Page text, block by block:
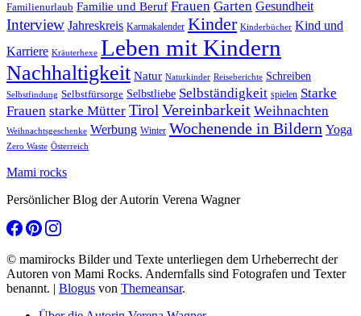
Familienurlaub Familie und Beruf Frauen Garten Gesundheit
Interview Jahreskreis Karmakalender Kinder Kinderbücher Kind und
Karriere Kräuterhexe Leben mit Kindern
Nachhaltigkeit Natur Naturkinder Reiseberichte Schreiben
Selbstfindung Selbstfürsorge Selbstliebe Selbständigkeit spielen Starke
Frauen starke Mütter Tirol Vereinbarkeit Weihnachten
Weihnachtsgeschenke Werbung Winter Wochenende in Bildern Yoga
Zero Waste Österreich
Mami rocks
Persönlicher Blog der Autorin Verena Wagner
© mamirocks Bilder und Texte unterliegen dem Urheberrecht der
Autoren von Mami Rocks. Andernfalls sind Fotografen und Texter
benannt. | Blogus von Themeansar.